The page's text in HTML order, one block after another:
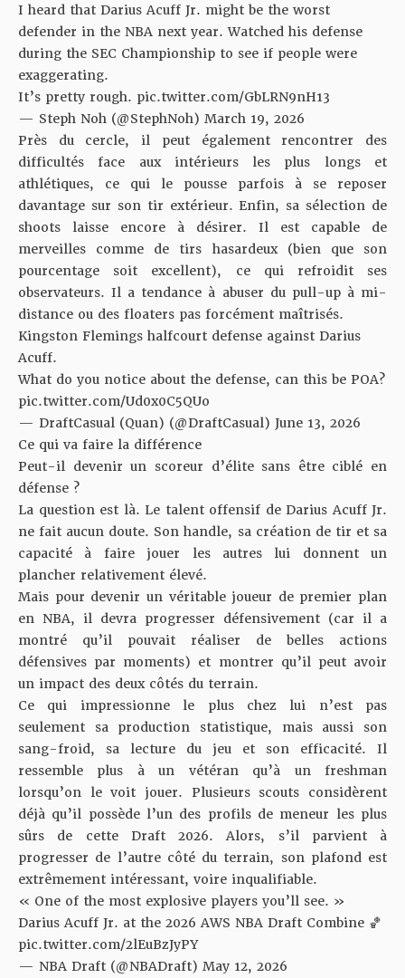
I heard that Darius Acuff Jr. might be the worst
defender in the NBA next year. Watched his defense
during the SEC Championship to see if people were
exaggerating.
It’s pretty rough. pic.twitter.com/GbLRN9nH13
— Steph Noh (@StephNoh) March 19, 2026
Près du cercle, il peut également rencontrer des
difficultés face aux intérieurs les plus longs et
athlétiques, ce qui le pousse parfois à se reposer
davantage sur son tir extérieur. Enfin, sa sélection de
shoots laisse encore à désirer. Il est capable de
merveilles comme de tirs hasardeux (bien que son
pourcentage soit excellent), ce qui refroidit ses
observateurs. Il a tendance à abuser du pull-up à mi-
distance ou des floaters pas forcément maîtrisés.
Kingston Flemings halfcourt defense against Darius
Acuff.
What do you notice about the defense, can this be POA?
pic.twitter.com/Ud0x0C5QUo
— DraftCasual (Quan) (@DraftCasual) June 13, 2026
Ce qui va faire la différence
Peut-il devenir un scoreur d’élite sans être ciblé en
défense ?
La question est là. Le talent offensif de Darius Acuff Jr.
ne fait aucun doute. Son handle, sa création de tir et sa
capacité à faire jouer les autres lui donnent un
plancher relativement élevé.
Mais pour devenir un véritable joueur de premier plan
en NBA, il devra progresser défensivement (car il a
montré qu’il pouvait réaliser de belles actions
défensives par moments) et montrer qu’il peut avoir
un impact des deux côtés du terrain.
Ce qui impressionne le plus chez lui n’est pas
seulement sa production statistique, mais aussi son
sang-froid, sa lecture du jeu et son efficacité. Il
ressemble plus à un vétéran qu’à un freshman
lorsqu’on le voit jouer. Plusieurs scouts considèrent
déjà qu’il possède l’un des profils de meneur les plus
sûrs de cette Draft 2026. Alors, s’il parvient à
progresser de l’autre côté du terrain, son plafond est
extrêmement intéressant, voire inqualifiable.
« One of the most explosive players you’ll see. »
Darius Acuff Jr. at the 2026 AWS NBA Draft Combine 🏀
pic.twitter.com/2lEuBzJyPY
— NBA Draft (@NBADraft) May 12, 2026